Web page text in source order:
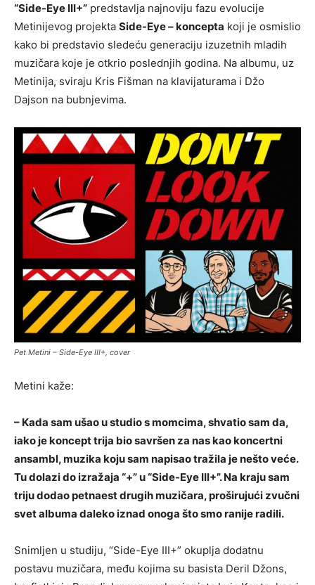
“Side-Eye III+” predstavlja najnoviju fazu evolucije
Metinijevog projekta Side-Eye– koncepta koji je osmislio
kako bi predstavio sledeću generaciju izuzetnih mladih
muzičara koje je otkrio poslednjih godina. Na albumu, uz
Metinija, sviraju Kris Fišman na klavijaturama i Džo
Dajson na bubnjevima.
Pet Metini – Side-Eye III+, cover
Metini kaže:
– Kada sam ušao u studio s momcima, shvatio sam da,
iako je koncept trija bio savršen za nas kao koncertni
ansambl, muzika koju sam napisao tražila je nešto veće.
Tu dolazi do izražaja “+” u “Side-Eye III+”. Na kraju sam
triju dodao petnaest drugih muzičara, proširujući zvučni
svet albuma daleko iznad onoga što smo ranije radili.
Snimljen u studiju, “Side-Eye III+” okuplja dodatnu
postavu muzičara, među kojima su basista Deril Džons,